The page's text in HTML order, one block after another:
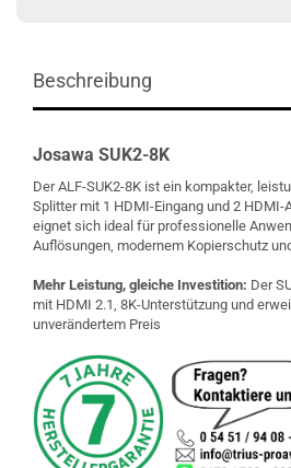
Beschreibung
Josawa SUK2-8K
Der ALF-SUK2-8K ist ein kompakter,
Splitter mit 1 HDMI-Eingang und 2 HDMI-
eignet sich ideal für professionelle
Auflösungen, modernem Kopierschutz
Mehr Leistung, gleiche Investition: Der
mit HDMI 2.1, 8K-Unterstützung und
unverändertem Preis